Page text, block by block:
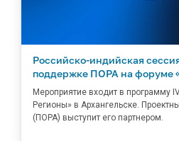
Российско-индийская
поддержке ПОРА на форуме
Мероприятие входит в программу
Регионы» в Архангельске.
(ПОРА) выступит его партнером.